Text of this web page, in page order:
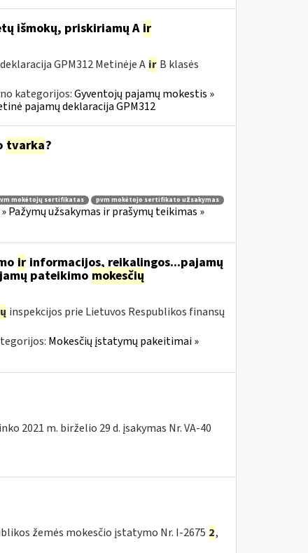
išmokų, priskiriamų A ir
GPM312 Metinėje A ir B klasės
kategorijos:Gyventojų pajamų mokestis »
pajamų deklaracija GPM312
tvarka?
mokėtojų sertifikatas pvm mokėtojo sertifikato užsakymas
Pažymų užsakymas ir prašymų teikimas »
irinformacijos, reikalingos...pajamų
pateikimo mokesčių
inspekcijos prie Lietuvos Respublikos finansų
Mokesčių įstatymų pakeitimai »
2021 m. birželio 29 d. įsakymas Nr. VA-40
žemės mokesčio įstatymo Nr. I-2675 2,